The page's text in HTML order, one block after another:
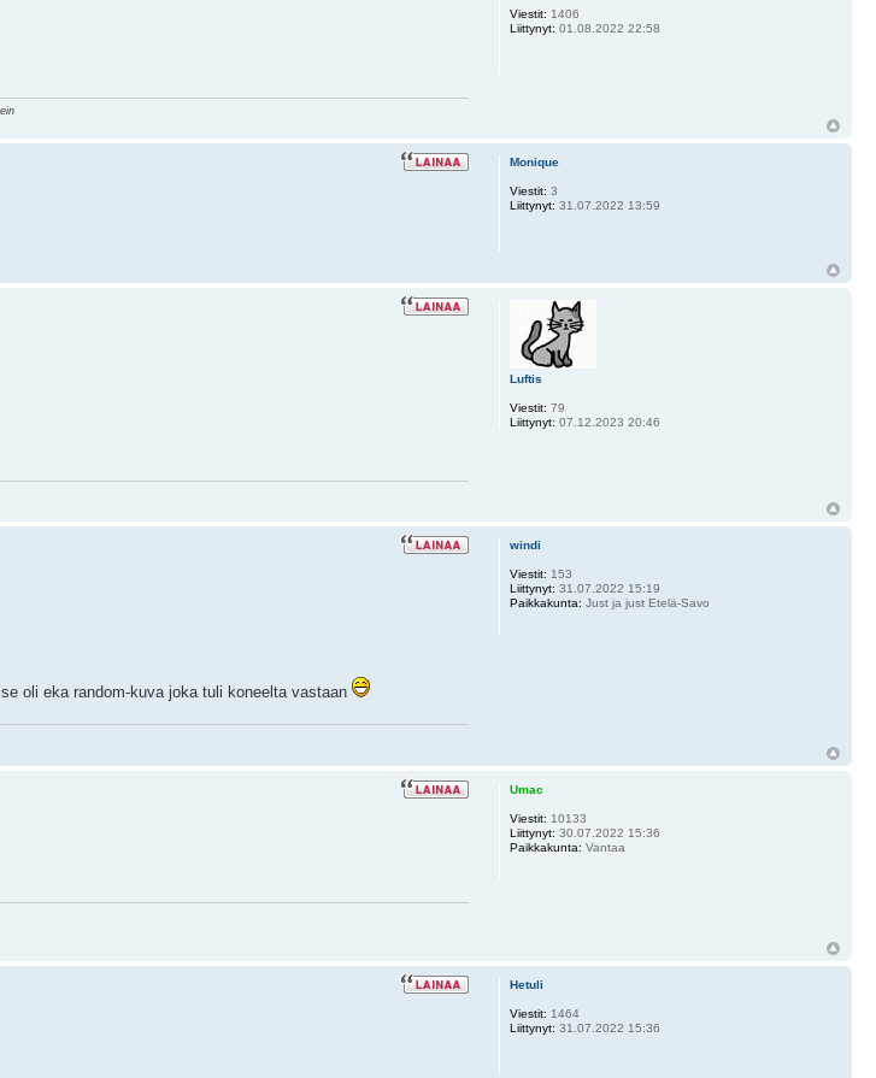
Viestit: 1406
Liittynyt: 01.08.2022 22:58
Monique
Viestit: 3
Liittynyt: 31.07.2022 13:59
Luftis
Viestit: 79
Liittynyt: 07.12.2023 20:46
oli eka random-kuva joka tuli koneelta vastaan
windi
Viestit: 153
Liittynyt: 31.07.2022 15:19
Paikkakunta: Just ja just Etelä-Savo
Umac
Viestit: 10133
Liittynyt: 30.07.2022 15:36
Paikkakunta: Vantaa
Hetuli
Viestit: 1464
Liittynyt: 31.07.2022 15:36